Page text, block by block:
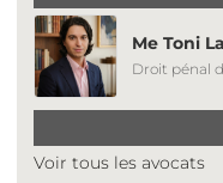
Me Toni
Droit pénal
Voir tous les avocats